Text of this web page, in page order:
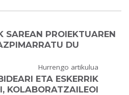
SAREAN PROIEKTUAREN
DU
Hurrengo artikulua
ETA ESKERRIK
KOLABORATZAILEOI